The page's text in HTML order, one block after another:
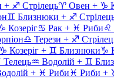
+ ♐ Стрілець♈ Овен + ♑
♊ Близнюки + ♐
Козеріг♋ Рак + ♓ Риби♌
♎ Терези + ♐
♑ Козеріг + ♊ Близнюки♑
Телець♒ Водолій + ♊
+ ♓ Риби♓ Риби +